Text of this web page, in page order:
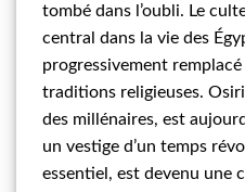
tombé dans l’oubli. Le
central dans la vie des
progressivement
traditions religieuses.
des millénaires, est
un vestige d’un temps
essentiel, est devenu une